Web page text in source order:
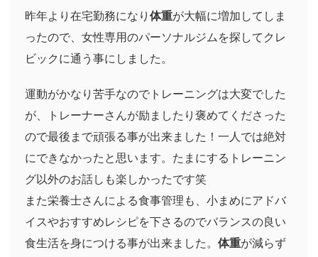
昨年より在宅勤務になり 体重が大幅に増加してしま
ったので、女性専用のパーソナルジムを探してクレ
ビックに通う事にしました。
運動がかなり苦手なのでトレーニングは大変でした
が、トレーナーさんが励ましたり褒めてくださった
ので最後まで頑張る事が出来ました！一人では絶対
にできなかったと思います。たまにするトレーニン
グ以外のお話しも楽しかったです笑
また栄養士さんによる食事管理も、小まめにアドバ
イスやおすすめレシピを下さるのでバランスの良い
食生活を身につける事が出来ました。 体重が減らず